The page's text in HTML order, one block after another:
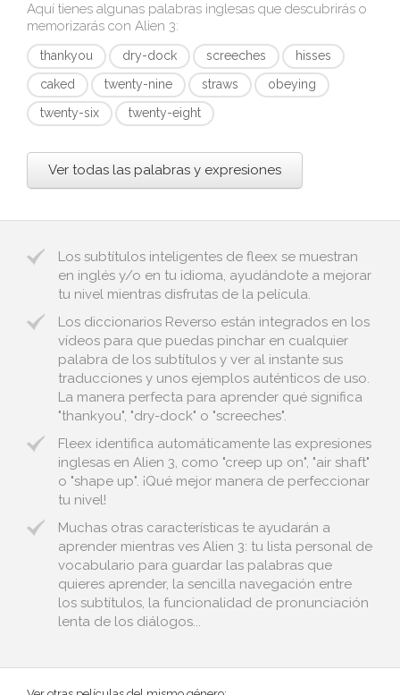
Aquí tienes algunas palabras inglesas que descubrirás o
memorizarás con Alien 3:
thankyou dry-dock screeches
hisses
caked
twenty-nine straws
obeying
twenty-six
twenty-eight
Ver todas las palabras y expresiones
Los subtítulos inteligentes de fleex se muestran
en inglés y/o en tu idioma, ayudándote a mejorar
tu nivel mientras disfrutas de la película.
Los diccionarios Reverso están integrados en los
vídeos para que puedas pinchar en cualquier
palabra de los subtítulos y ver al instante sus
traducciones y unos ejemplos auténticos de uso.
La manera perfecta para aprender qué significa
"thankyou", "dry-dock" o "screeches".
Fleex identifica automáticamente las expresiones
inglesas en Alien 3, como "creep up on", "air shaft"
o "shape up". ¡Qué mejor manera de perfeccionar
tu nivel!
Muchas otras características te ayudarán a
aprender mientras ves Alien 3: tu lista personal de
vocabulario para guardar las palabras que
quieres aprender, la sencilla navegación entre
los subtítulos, la funcionalidad de pronunciación
lenta de los diálogos...